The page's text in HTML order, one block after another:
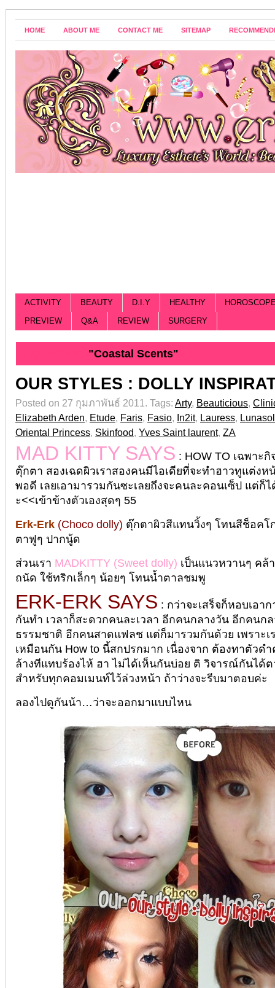
HOME ABOUT ME CONTACT ME SITEMAP
ACTIVITY BEAUTY D.I.Y HEALTHY
PREVIEW
Q&A REVIEW SURGERY
"Coastal Scents"
OUR STYLES : DOLLY
Posted on 27 กุมภาพันธ์ 2011. Tags: Arty, Beauticious,
Elizabeth Arden, Etude, Faris, Fasio, In2it, Lauress, Lunasol
Oriental Princess, Skinfood, Yves Saint laurent, ZA
MAD KITTY SAYS : HOW TO เฉพาะ
ตุ๊กตา สองเฉดผิวเราสองคนมีไอเดียที่จะทำฮาวทูแต่ง
พอดี เลยเอามารวมกันซะเลยถึงจะคนละคอนเซ็ป แต่ก็
ะ<<เข้าข้างตัวเองสุดๆ 55
Erk-Erk (Choco dolly) ตุ๊กตาผิวสีแทนวิ้งๆ โทนสีช็อค
ตาฟูๆ ปากนู้ด
ส่วนเรา MADKITTY (Sweet dolly) เป็นแนวหวานๆ คล้
ถนัด ใช้ทริกเล็กๆ น้อยๆ โทนน้ำตาลชมพู
ERK-ERK SAYS : กว่าจะเสร็จก็หอบเอา
กันทำ เวลาก็สะดวกคนละเวลา อีกคนกลางวัน อีกคนก
ธรรมชาติ อีกคนสาดแฟลช แต่ก็มารวมกันด้วย เพราะเ
เหมือนกัน How to นี้สกปรกมาก เนื่องจาก ต้องทาตัวด
ล้างทีแทบร้องไห้ ฮา ไม่ได้เห็นกันบ่อย ติ วิจารณ์กันได้
สำหรับทุกคอมเมนท์ไว้ล่วงหน้า ถ้าว่างจะรีบมาตอบค่ะ
ลองไปดูกันน้า…ว่าจะออกมาแบบไหน